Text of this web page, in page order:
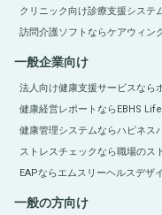
クリニック向け診療支援システ
訪問介護ソフトならケアウィン
一般企業向け
法人向け健康支援サービスなら
健康経営レポートならEBHS Life
健康管理システムならハピネス
ストレスチェックなら職場のス
EAPならエムスリーヘルスデザ
一般の方向け